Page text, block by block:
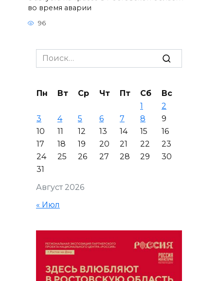
во время аварии
96
Search
for:
Август 2026
Пн Вт Ср Чт Пт Сб
Вс
1
2
3
4 5 6 7 8
9
10
11 12 13 14 15
16
17
18 19 20 21 22
23
24
25 26 27 28 29
30
31
« Июл